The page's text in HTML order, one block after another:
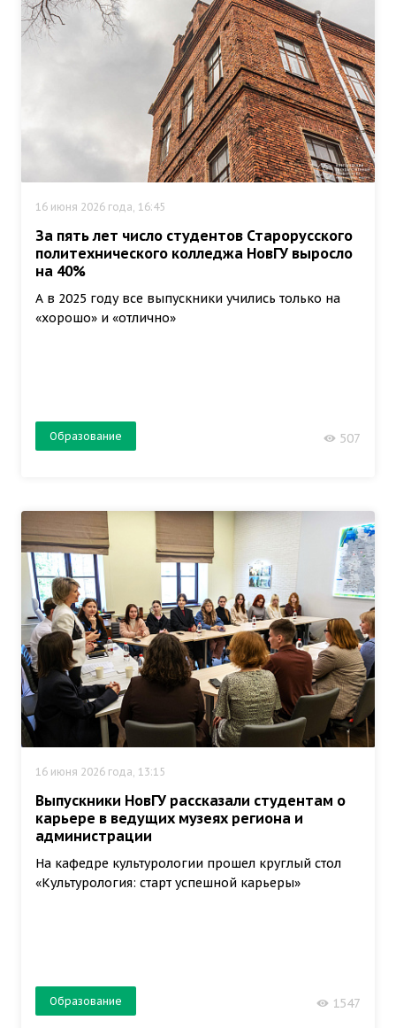
16 июня 2026 года, 16:45
За пять лет число студентов Старорусского
политехнического колледжа НовГУ выросло
на 40%
А в 2025 году все выпускники учились только на
«хорошо» и «отлично»
Образование 507
16 июня 2026 года, 13:15
Выпускники НовГУ рассказали студентам о
карьере в ведущих музеях региона и
администрации
На кафедре культурологии прошел круглый стол
«Культурология: старт успешной карьеры»
Образование 1547